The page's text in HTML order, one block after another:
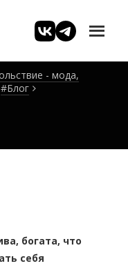
- мода,
#Блог
богата, что
себя